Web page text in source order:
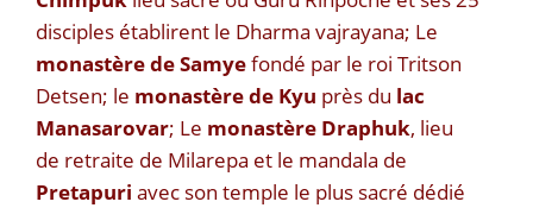
disciples établirent le Dharma vajrayana; Le
monastère de Samyefondé par le roi Tritson
Detsen; le monastère de Kyu près du lac
Manasarovar; Le monastère Draphuk, lieu
de retraite de Milarepa et le mandala de
Pretapuri avec son temple le plus sacré dédié